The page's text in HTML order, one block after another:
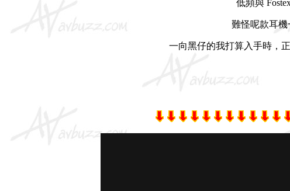
低頻與
難怪呢款耳機
一向黑仔的我打算入手時，